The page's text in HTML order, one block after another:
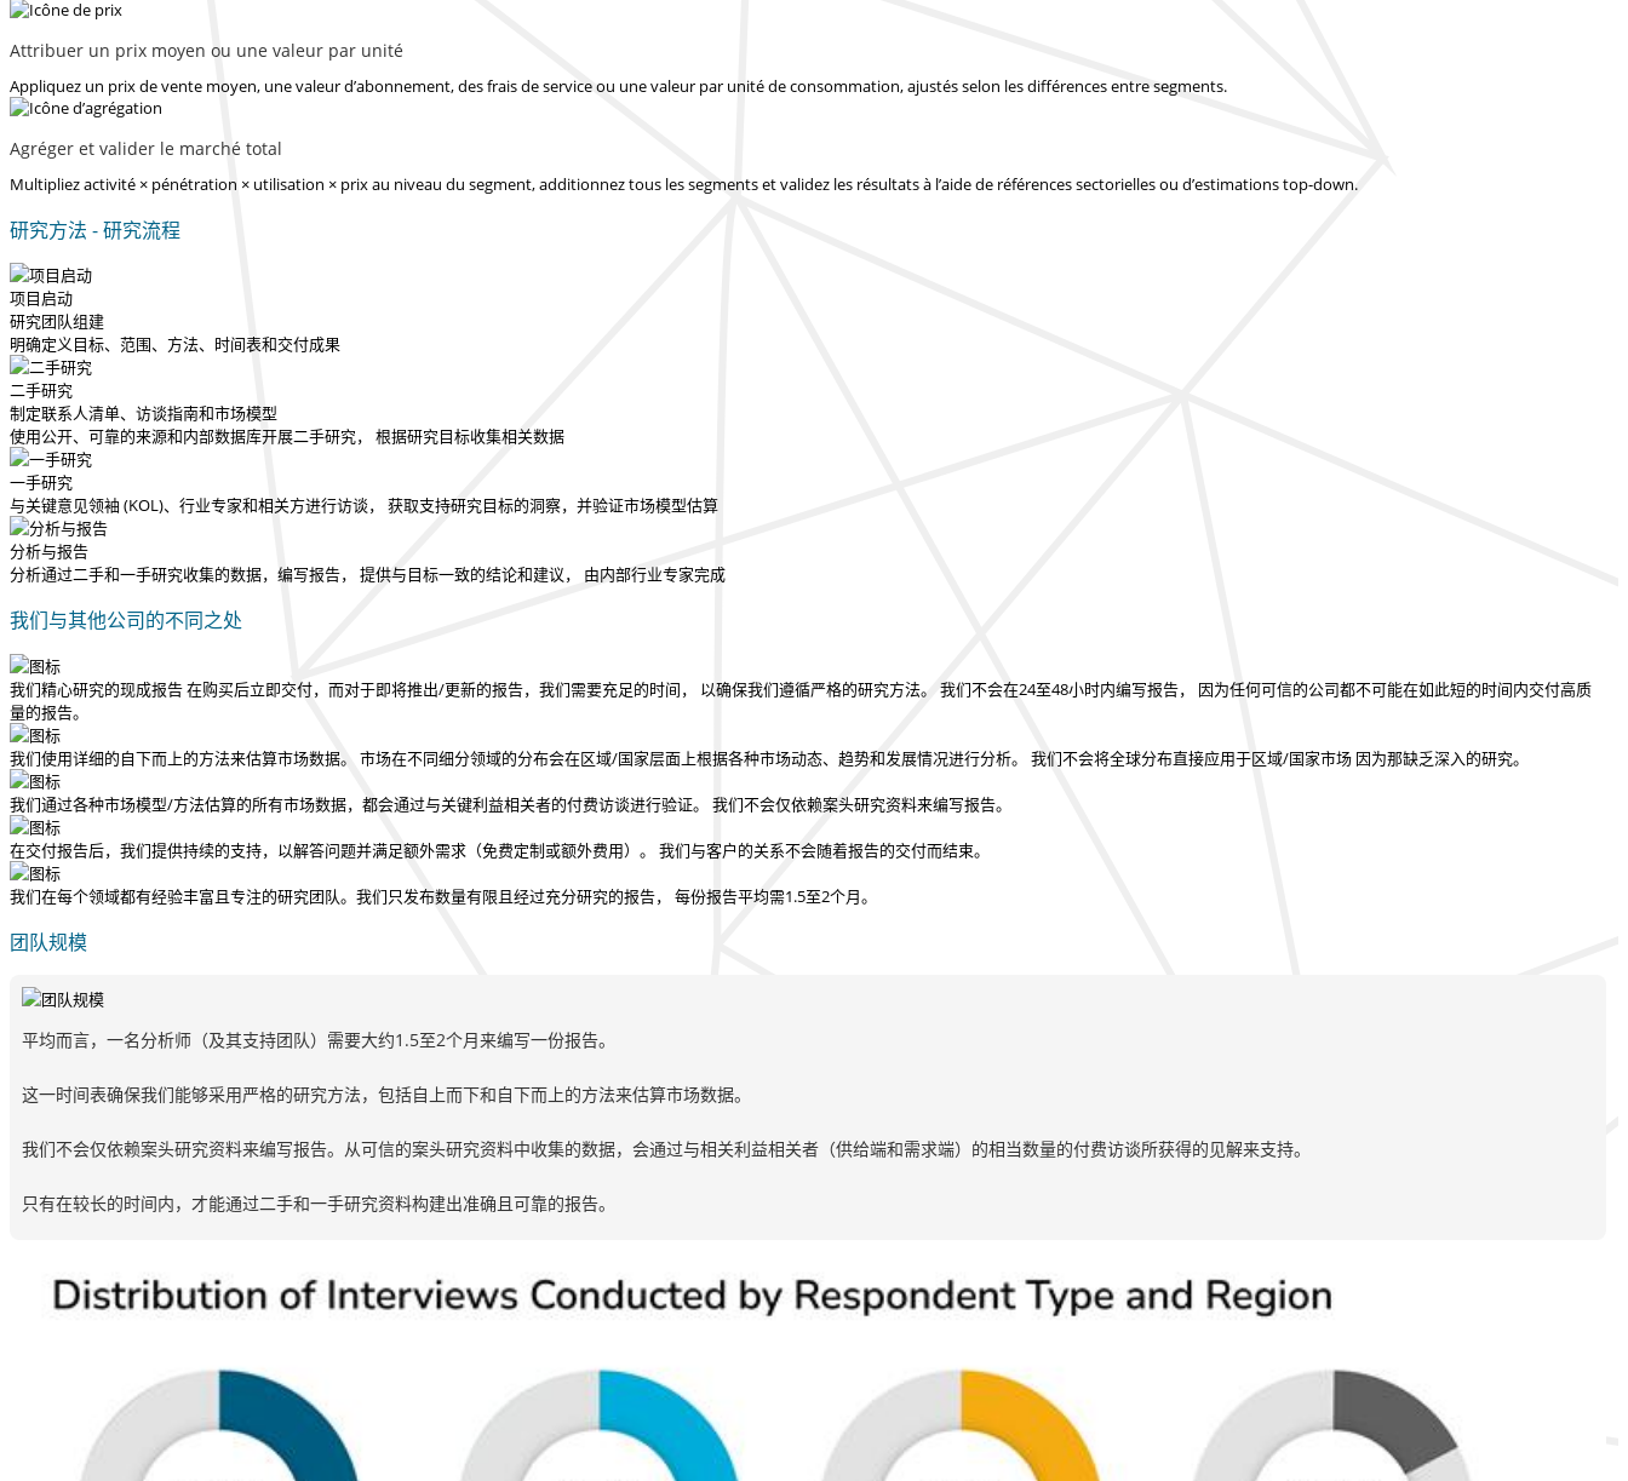
Attribuer un prix moyen ou une valeur par unité
Appliquez un prix de vente moyen, une valeur d’abonnement, des frais de service ou une valeur par unité de consommation, ajustés selon les différences entre segments.
Agréger et valider le marché total
Multipliez activité × pénétration × utilisation × prix au niveau du segment, additionnez tous les segments et validez les résultats à l’aide de références sectorielles ou d’estimations top-down.
研究方法 - 研究流程
项目启动
研究团队组建
明确定义目标、范围、方法、时间表和交付成果
二手研究
制定联系人清单、访谈指南和市场模型
使用公开、可靠的来源和内部数据库开展二手研究， 根据研究目标收集相关数据
一手研究
与关键意见领袖 (KOL)、行业专家和相关方进行访谈， 获取支持研究目标的洞察，并验证市场模型估算
分析与报告
分析通过二手和一手研究收集的数据，编写报告， 提供与目标一致的结论和建议， 由内部行业专家完成
我们与其他公司的不同之处
我们精心研究的现成报告在购买后立即交付，而对于即将推出/更新的报告，我们需要充足的时间， 以确保我们遵循严格的研究方法。 我们不会在24至48小时内编写报告， 因为任何可信的公司都不可能在如此短的时间内交付高质
量的报告。
我们使用详细的自下而上的方法来估算市场数据。 市场在不同细分领域的分布会在区域/国家层面上根据各种市场动态、趋势和发展情况进行分析。 我们不会将全球分布直接应用于区域/国家市场 因为那缺乏深入的研究。
我们通过各种市场模型/方法估算的所有市场数据，都会通过与关键利益相关者的付费访谈进行验证。 我们不会仅依赖案头研究资料来编写报告。
在交付报告后，我们提供持续的支持，以解答问题并满足额外需求（免费定制或额外费用）。 我们与客户的关系不会随着报告的交付而结束。
我们在每个领域都有经验丰富且专注的研究团队。我们只发布数量有限且经过充分研究的报告， 每份报告平均需1.5至2个月。
团队规模
平均而言，一名分析师（及其支持团队）需要大约1.5至2个月来编写一份报告。
这一时间表确保我们能够采用严格的研究方法，包括自上而下和自下而上的方法来估算市场数据。
我们不会仅依赖案头研究资料来编写报告。从可信的案头研究资料中收集的数据，会通过与相关利益相关者（供给端和需求端）的相当数量的付费访谈所获得的见解来支持。
只有在较长的时间内，才能通过二手和一手研究资料构建出准确且可靠的报告。